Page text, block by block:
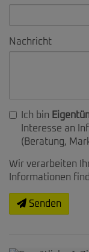
Nachricht
Ich bin
Interesse an
(Beratung,
Wir verarbeiten
Informationen
Senden